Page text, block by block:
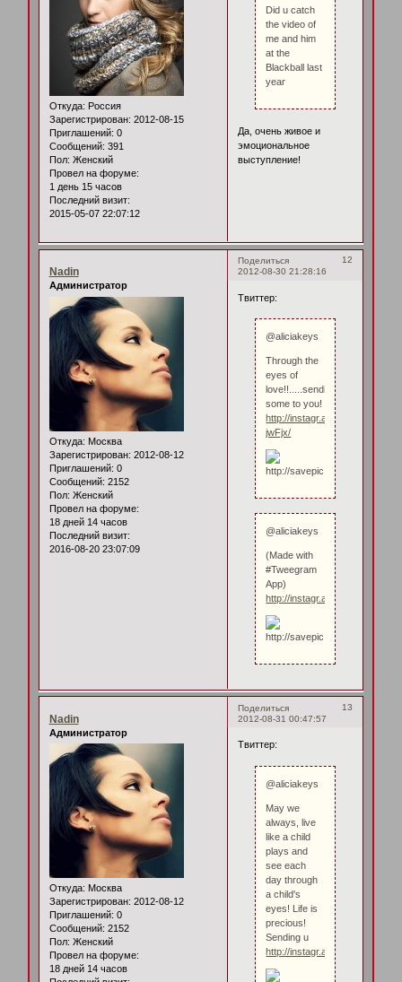
Откуда: Россия
Зарегистрирован: 2012-08-15
Приглашений: 0
Сообщений: 391
Пол: Женский
Провел на форуме:
1 день 15 часов
Последний визит:
2015-05-07 22:07:12
Did u catch
the video of
me and him
at the
Blackball last
year
Да, очень живое и
эмоциональное
выступление!
Поделиться
12
2012-08-30 21:28:16
Nadin
Администратор
Откуда: Москва
Зарегистрирован: 2012-08-12
Приглашений: 0
Сообщений: 2152
Пол: Женский
Провел на форуме:
18 дней 14 часов
Последний визит:
2016-08-20 23:07:09
Твиттер:
@aliciakeys
Through the
eyes of
love!!.....sending
some to you!
http://instagr.am/p/O8_V-
jwFjx/
@aliciakeys
(Made with
#Tweegram
App)
http://instagr.am/p/
Поделиться
13
2012-08-31 00:47:57
Nadin
Администратор
Откуда: Москва
Зарегистрирован: 2012-08-12
Приглашений: 0
Сообщений: 2152
Пол: Женский
Провел на форуме:
18 дней 14 часов
Твиттер:
@aliciakeys
May we
always, live
like a child
plays and
see each
day through
a child's
eyes! Life is
precious!
Sending u
http://instagr.am/p/